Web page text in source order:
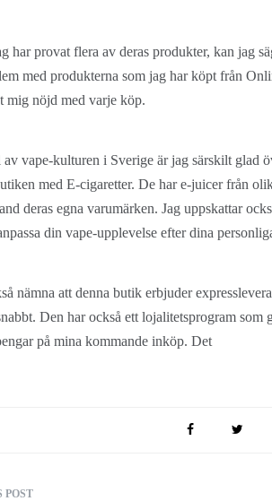
har provat flera av deras produkter, kan jag
med produkterna som jag har köpt från
mig nöjd med varje köp.
av vape-kulturen i Sverige är jag särskilt glad
med E-cigaretter. De har e-juicer från
deras egna varumärken. Jag uppskattar
din vape-upplevelse efter dina
nämna att denna butik erbjuder
Den har också ett lojalitetsprogram
på mina kommande inköp. Det